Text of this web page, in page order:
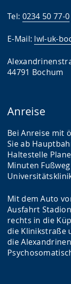
Tel: 0234 50 77-0
E-Mail: lwl-uk-
44791 Bochum
Anreise
Bei Anreise mit
Sie ab
Haltestelle
Minuten
Mit dem Auto
Ausfahrt
rechts in die
die Klinikstraße
die